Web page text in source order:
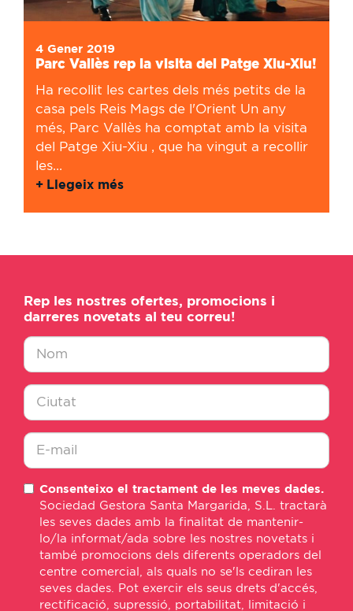
4 Gener 2019
Parc Vallès rep la visita del Patge Xiu-Xiu!
Ha recollit les cartes dels més petits de la
casa pels Reis Mags de l'Orient Un any
més, Parc Vallès ha comptat amb la visita
del Patge Xiu-Xiu , que ha vingut a recollir
les...
Llegeix més
Rep les nostres ofertes, promocions i
darreres novetats al teu correu!
Nombre
Ciudad
mail
Consenteixo el tractament de les meves dades.
Sociedad Gestora Santa Margarida, S.L. tractarà
les seves dades amb la finalitat de mantenir-
lo/la informat/ada sobre les nostres novetats i
també promocions dels diferents operadors del
centre comercial, als quals no se'ls cediran les
seves dades. Pot exercir els seus drets d'accés,
rectificació, supressió, portabilitat, limitació i